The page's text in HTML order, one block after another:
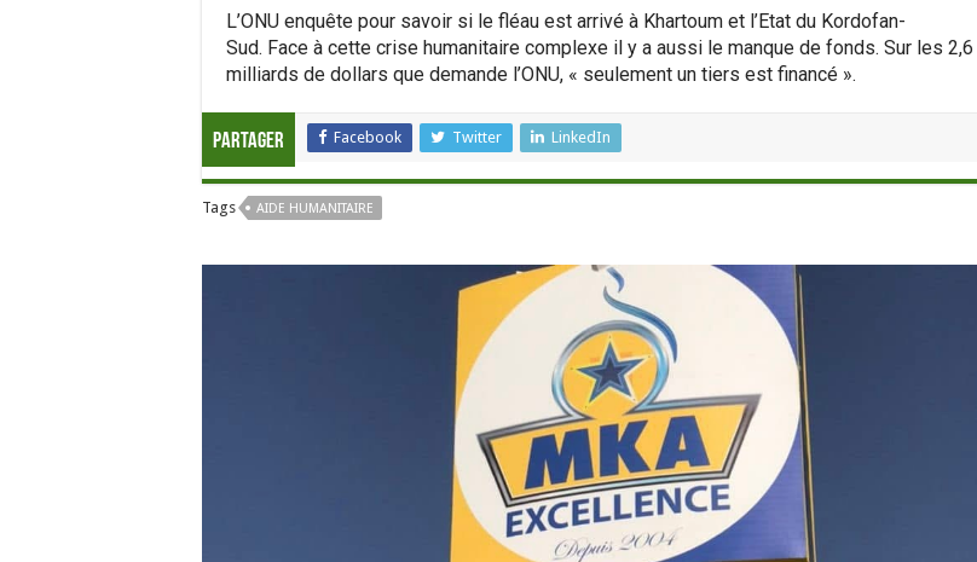
L’ONU enquête pour savoir si le fléau est arrivé à Khartoum et l’Etat du Kordofan-
Sud. Face à cette crise humanitaire complexe il y a aussi le manque de fonds. Sur les 2,6
milliards de dollars que demande l’ONU, « seulement un tiers est financé ».
Partager Facebook Twitter LinkedIn
Tags AIDE HUMANITAIRE